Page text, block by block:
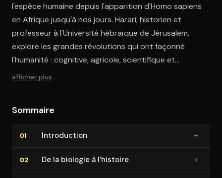
l'espèce humaine depuis l'apparition d'Homo sapiens
en Afrique jusqu'à nos jours. Harari, historien et
professeur à l'Université hébraïque de Jérusalem,
explore les grandes révolutions qui ont façonné
l'humanité : cognitive, agricole, scientifique et
industrielle. Il examine comment ces transformations
l'environnement, en créant des sociétés complexes et
la science.
afficher plus
Sommaire
01 In­tro­duc­tion +
02 De la biologie à l’histoire +